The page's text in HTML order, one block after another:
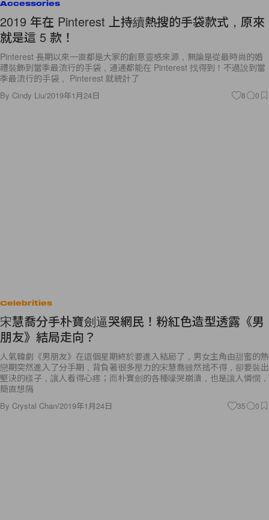
Accessories
2019 年在 Pinterest 上持續熱搜的手袋款式，原來
就是這 5 款！
Pinterest 長期以來一直都是大家的創意靈感來源，無論是從最時尚的婚
禮裝飾到當季最流行的手袋，通通都能在 Pinterest 找得到！不過說到當
季最流行的手袋， Pinterest 就統計了
By Cindy Liu/2019年1月24日 8 0
Celebrities
宋慧喬分手朴寶劍逼哭網民！粉紅色造型透露《男
朋友》結局走向？
人氣韓劇《男朋友》在這個星期終於要進入結局了，男女主角由甜蜜的熱
戀期突然進入了分手期，背負著很多壓力的宋慧喬雖然捨不得，卻要裝出
堅決的樣子，讓人看得心疼；而朴寶劍的各種嚎哭崩潰，也是讓人憐憫，
簡直想隔
By Crystal Chan/2019年1月24日 35 0